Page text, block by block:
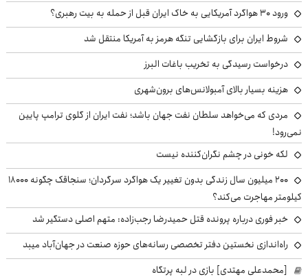
ورود ۳۰ هواگرد آمریکایی به خاک ایران قبل از حمله به بیت رهبری؟
شروط ایران برای بازگشایی تنگه هرمز به آمریکا منتقل شد
درخواست رسیدگی به تخریب باغات البرز
هزینه بسیار بالای آمبولانس‌های برون‌شهری
مردی که می‌خواهد سلطان نفت جهان باشد؛ نفت ایران از گلوی ترامپ پایین
نمی‌رود!
لکه خونی در چشم نگران‌کننده نیست
۲۰۰ میلیون سال زندگی بدون تغییر یک هواگرد سرگردان؛ سنجاقک‌ چگونه ۱۸۰۰۰
کیلومتر مهاجرت می‌کند؟
خبر فوری درباره پرونده قتل حمیدرضا رجب‌زاده: متهم اصلی دستگیر شد
راه‌اندازی نخستین دفتر تخصصی رسانه‌های حوزه صنعت در جهان‌آباد میبد
[محمدعلی مهتدی] بازی در لبه پرتگاه